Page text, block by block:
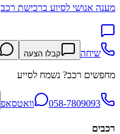
מענה אנושי לסיוע ברכישת רכב
שיחה קבלו הצעה
מחפשים רכב? נשמח לסייע
058-7809093 וואטסאפ
רכבים